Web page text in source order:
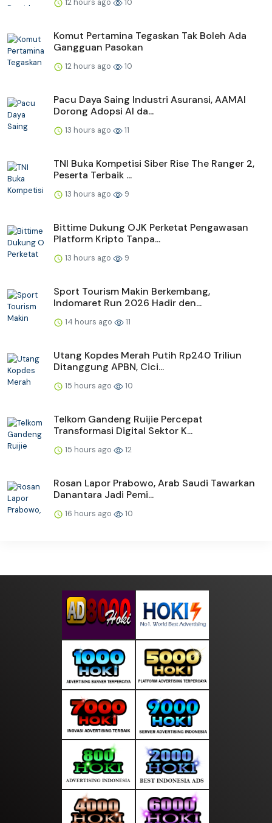
Komut Pertamina Tegaskan Tak Boleh Ada
Gangguan Pasokan
12 hours ago 10
Pacu Daya Saing Industri Asuransi, AAMAI
Dorong Adopsi AI da...
13 hours ago 11
TNI Buka Kompetisi Siber Rise The Ranger 2,
Peserta Terbaik ...
13 hours ago 9
Bittime Dukung OJK Perketat Pengawasan
Platform Kripto Tanpa...
13 hours ago 9
Sport Tourism Makin Berkembang,
Indomaret Run 2026 Hadir den...
14 hours ago 11
Utang Kopdes Merah Putih Rp240 Triliun
Ditanggung APBN, Cici...
15 hours ago 10
Telkom Gandeng Ruijie Percepat
Transformasi Digital Sektor K...
15 hours ago 12
Rosan Lapor Prabowo, Arab Saudi Tawarkan
Danantara Jadi Pemi...
16 hours ago 10